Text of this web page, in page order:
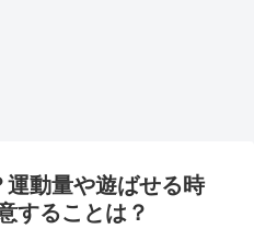
動量や遊ばせる時
することは？